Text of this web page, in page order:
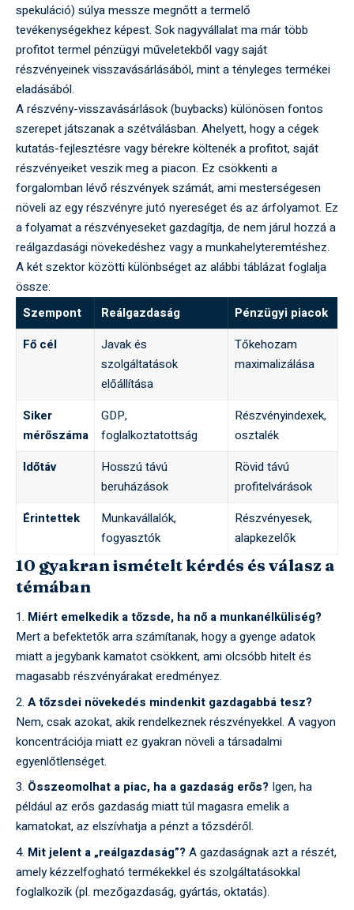
spekuláció) súlya messze megnőtt a termelő
tevékenységekhez képest. Sok nagyvállalat ma már több
profitot termel pénzügyi műveletekből vagy saját
részvényeinek visszavásárlásából, mint a tényleges termékei
eladásából.
A részvény-visszavásárlások (buybacks) különösen fontos
szerepet játszanak a szétválásban. Ahelyett, hogy a cégek
kutatás-fejlesztésre vagy bérekre költenék a profitot, saját
részvényeiket veszik meg a piacon. Ez csökkenti a
forgalomban lévő részvények számát, ami mesterségesen
növeli az egy részvényre jutó nyereséget és az árfolyamot. Ez
a folyamat a részvényeseket gazdagítja, de nem járul hozzá a
reálgazdasági növekedéshez vagy a munkahelyteremtéshez.
A két szektor közötti különbséget az alábbi táblázat foglalja
össze:
Szempont
Reálgazdaság
Pénzügyi piacok
Fő cél
Javak és
szolgáltatások
előállítása
Tőkehozam
maximalizálása
Siker
mérőszáma
GDP,
foglalkoztatottság
Részvényindexek,
osztalék
Időtáv
Hosszú távú
beruházások
Rövid távú
profitelvárások
Érintettek
Munkavállalók,
fogyasztók
Részvényesek,
alapkezelők
10 gyakran ismételt kérdés és válasz a
témában
Miért emelkedik a tőzsde, ha nő a munkanélküliség?
Mert a befektetők arra számítanak, hogy a gyenge adatok
miatt a jegybank kamatot csökkent, ami olcsóbb hitelt és
magasabb részvényárakat eredményez.
A tőzsdei növekedés mindenkit gazdagabbá tesz?
Nem, csak azokat, akik rendelkeznek részvényekkel. A vagyon
koncentrációja miatt ez gyakran növeli a társadalmi
egyenlőtlenséget.
Összeomolhat a piac, ha a gazdaság erős? Igen, ha
például az erős gazdaság miatt túl magasra emelik a
kamatokat, az elszívhatja a pénzt a tőzsdéről.
Mit jelent a „reálgazdaság”? A gazdaságnak azt a részét,
amely kézzelfogható termékekkel és szolgáltatásokkal
foglalkozik (pl. mezőgazdaság, gyártás, oktatás).